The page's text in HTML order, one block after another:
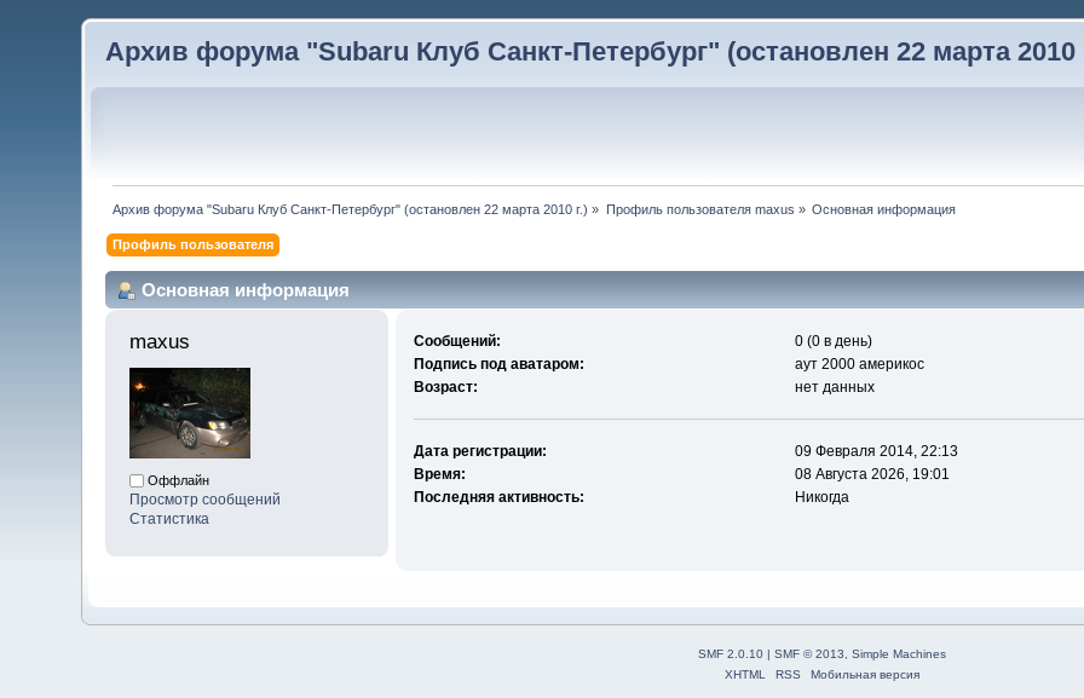
Архив форума "Subaru Клуб Санкт-Петербург" (остановлен 22 марта 2010
Архив форума "Subaru Клуб Санкт-Петербург" (остановлен 22 марта 2010 г.) » Профиль пользователя maxus » Основная информация
Профиль пользователя
Основная информация
maxus
Оффлайн
Просмотр сообщений
Статистика
Сообщений:
0 (0 в день)
Подпись под аватаром:
аут 2000 америкос
Возраст:
нет данных
Дата регистрации:
09 Февраля 2014, 22:13
Время:
08 Августа 2026, 19:01
Последняя активность:
Никогда
SMF 2.0.10 | SMF © 2013
Simple Machines
XHTML
RSS Мобильная версия